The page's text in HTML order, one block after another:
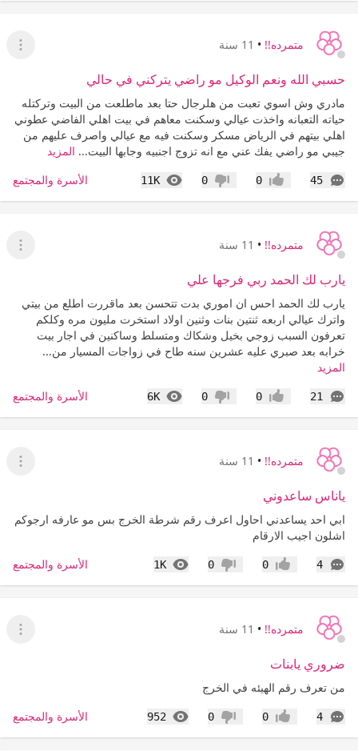
متمرده!! • 11 سنة
عرض
حسبي الله ونعم الوكيل مو راضي يتركني في حالي
مادري وش اسوي تعبت من هلرجال حتا بعد ماطلعت من البيت وتركتله
حياته التعبانه واخذت عيالي وسكنت معاهم في بيت اهلي الفاضي عطوني
اهلي بيتهم في الرياض مسكر وسكنت فيه مع عيالي واصرف عليهم من
جيبي مو راضي يفك عني مع انه تزوج اجنبيه وجابها البيت... المزيد
45
التعليقات إعجاب0 عدم إعجاب
0
11K
المشاهدات الأسرة والمجتمع
متمرده!! • 11 سنة
عرض
يارب لك الحمد ربي فرجها علي
يارب لك الحمد احس ان اموري بدت تتحسن بعد ماقررت اطلع من بيتي
واترك عيالي اربعه ثنتين بنات وثنين اولاد استخرت مليون مره وكلكم
تعرفون السبب زوجي بخيل وشكاك ومتسلط وساكنين في اجار بيت
خرابه بعد صبري عليه عشرين سنه طاح في زواجات المسيار من...
المزيد
21
التعليقات إعجاب0 عدم إعجاب
0
6K
المشاهدات الأسرة والمجتمع
متمرده!! • 11 سنة
عرض
ياناس ساعدوني
ابي احد يساعدني احاول اعرف رقم شرطة الخرج بس مو عارفه ارجوكم
اشلون اجيب الارقام
4
التعليقات إعجاب0 عدم إعجاب
0
1K
المشاهدات الأسرة والمجتمع
متمرده!! • 11 سنة
عرض
ضروري يابنات
من تعرف رقم الهيئه في الخرج
4
التعليقات إعجاب0 عدم إعجاب
0
952
المشاهدات الأسرة والمجتمع